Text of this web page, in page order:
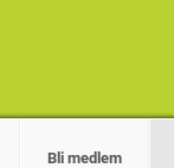
Bli medlem